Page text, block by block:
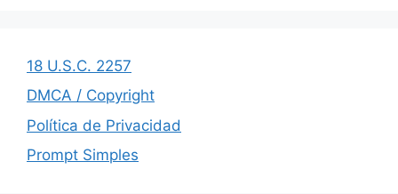
18 U.S.C. 2257
DMCA / Copyright
Política de Privacidad
Prompt Simples